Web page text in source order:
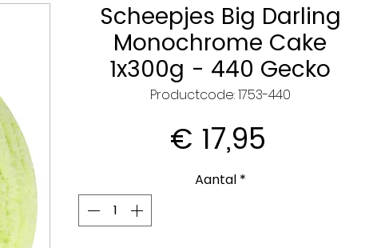
Scheepjes Big Darling
Monochrome Cake
1x300g - 440 Gecko
Productcode: 1753-440
€ 17,95
Aantal *